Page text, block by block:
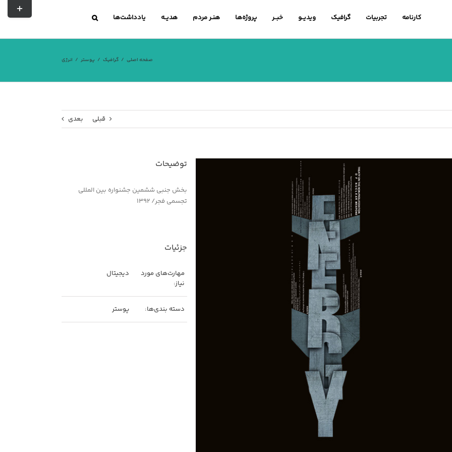
کارنامه تجربیات گرافیک ویدیــو خبــر پروژه‌ها هنـر مردم هدیــه یادداشت‌ها
صفحه اصلی گرافیک پوستر انرژی
قبلی بعدی
توضیحات
بخش جنبی ششمین جشنواره بین المللی
تجسمی فجر/ ۱۳۹۲
جزئیات
مهارت‌های مورد
نیاز:
دیجیتال
دسته بندی‌ها: پوستر
تغییر
نوار